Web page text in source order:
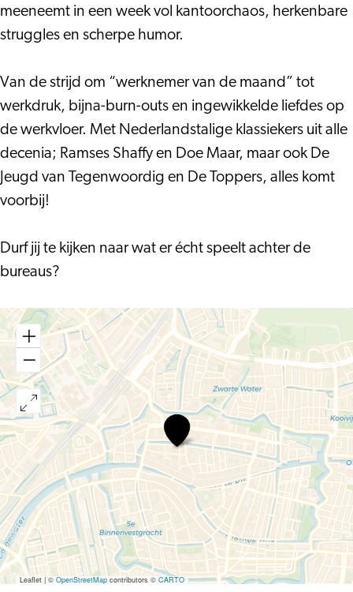
&
Co
meeneemt in een week vol kantoorchaos, herkenbare
struggles en scherpe humor.
Van de strijd om “werknemer van de maand” tot
werkdruk, bijna-burn-outs en ingewikkelde liefdes op
de werkvloer. Met Nederlandstalige klassiekers uit alle
decenia; Ramses Shaffy en Doe Maar, maar ook De
Jeugd van Tegenwoordig en De Toppers, alles komt
voorbij!
Durf jij te kijken naar wat er écht speelt achter de
bureaus?
Leidsch
Studenten
Tooneel
–
Firma
de
BV
&
Co
Leaflet|©OpenStreetMapcontributors ©CARTO